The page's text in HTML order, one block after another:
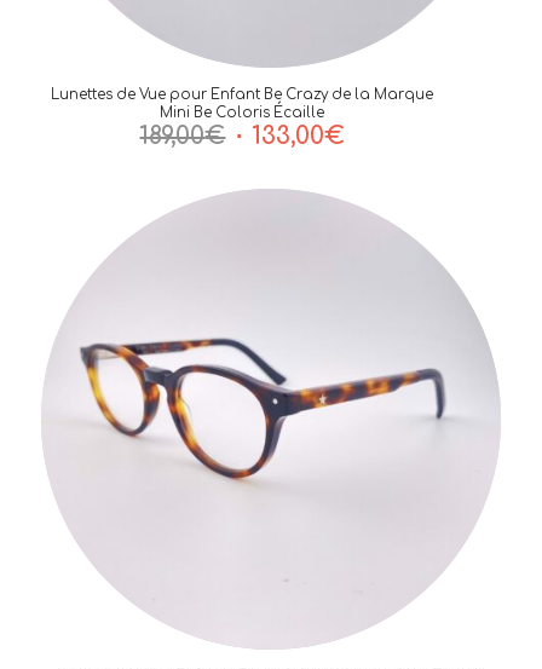
Lunettes de Vue pour Enfant Be Crazy de la Marque
Mini Be Coloris Écaille
189,00€ Le
initial
133,00€
est :
133,00€.